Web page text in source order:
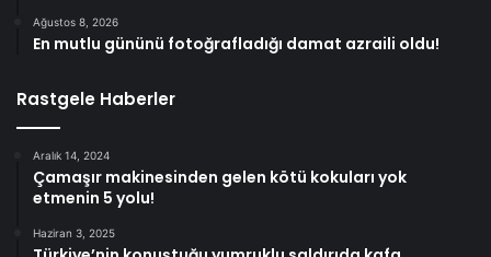
Ağustos 8, 2026
En mutlu gününü fotoğrafladığı damat azraili oldu!
Rastgele Haberler
Aralık 14, 2024
Çamaşır makinesinden gelen kötü kokuları yok
etmenin 5 yolu!
Haziran 3, 2025